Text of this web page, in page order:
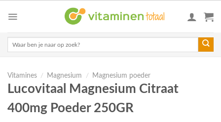
Vitamines / Magnesium / Magnesium poeder
Lucovitaal Magnesium Citraat
400mg Poeder 250GR